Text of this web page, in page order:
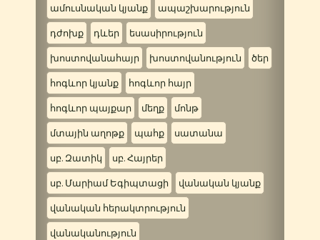
ամուսնական կյանք ապաշխարություն
դժոխք դևեր եսասիրություն
խոստովանահայր խոստովանություն ծեր
հոգևոր կյանք հոգևոր հայր
հոգևոր պայքար մեղք մոնթ
մտային աղոթք պահք սատանա
սբ. Զատիկ սբ. Հայրեր
սբ. Մարիամ Եգիպտացի վանական կյանք
վանական հերակտրություն
վանականություն